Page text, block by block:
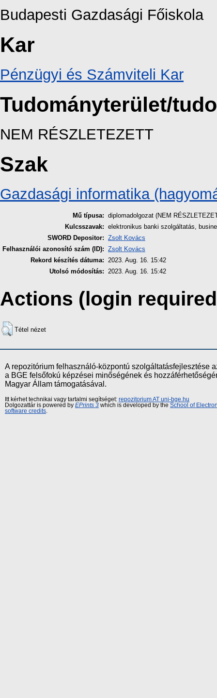
Budapesti Gazdasági Főiskola
Kar
Pénzügyi és Számviteli Kar
Tudományterület/
NEM RÉSZLETEZETT
Szak
Gazdasági informatika
Mű típusa: diplomadolgozat (NEM
Kulcsszavak: elektronikus banki szolgáltatás,
SWORD Depositor: Zsolt Kovács
Felhasználói azonosító szám (ID): Zsolt Kovács
Rekord készítés dátuma: 2023. Aug. 16. 15:42
Utolsó módosítás: 2023. Aug. 16. 15:42
Actions (login
Tétel nézet
A repozitórium felhasználó-központú szolgáltatásfejlesztése
a BGE felsőfokú képzései minőségének és
Magyar Állam támogatásával.
Itt kérhet technikai vagy tartalmi segítséget: repozitorium AT uni-bge.hu
Dolgozattár is powered by EPrints 3 which is developed by the School of
software credits